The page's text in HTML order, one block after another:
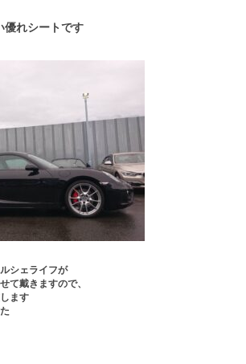
優れシートです
シェライフが
て戴きますので、
ます